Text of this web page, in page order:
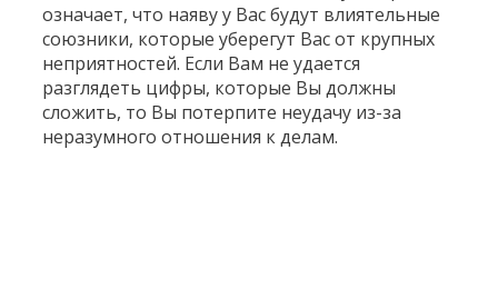
означает, что наяву у Вас будут влиятельные
союзники, которые уберегут Вас от крупных
неприятностей. Если Вам не удается
разглядеть цифры, которые Вы должны
сложить, то Вы потерпите неудачу из-за
неразумного отношения к делам.